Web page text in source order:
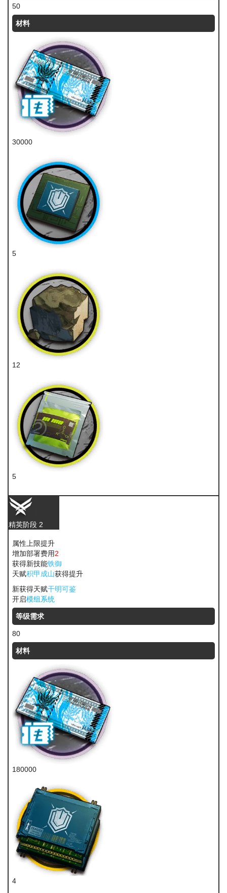
50
材料
30000
5
12
5
精英阶段 2
属性上限提升
增加部署费用2
获得新技能铁御
天赋积甲成山获得提升
新获得天赋干明可鉴
开启模组系统
等级需求
80
材料
180000
4